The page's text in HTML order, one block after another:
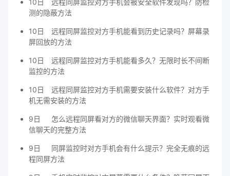
10日
远程同屏监控对方手机会被安全软件发现吗？防检
测的隐蔽方法
10日
远程同屏监控对方手机能看到历史记录吗？屏幕录
屏回放的方法
10日
远程同屏监控对方手机能看多久？无限时长不间断
监控的方法
10日
远程同屏监控对方手机需要安装什么软件？对方手
机无需安装的方法
9日
怎么远程同屏看对方的微信聊天界面？实时观看微
信聊天的完整方法
9日
同屏监控时对方手机会有什么提示？完全无痕的远
程同屏方法